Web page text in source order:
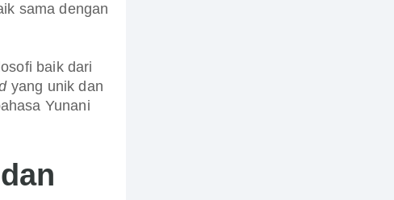
sama dengan
baik dari
yang unik dan
Yunani